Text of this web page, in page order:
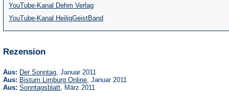
YouTube-Kanal Dehm Verlag(Öffnet
in
einem
YouTube-Kanal HeiligGeistBand(Öffnet
in
Rezension
Aus: Der Sonntag(Öffnet
in
einem
neuen
, Januar 2011
Aus: Bistum Limburg Online(Öffnet
in
, Januar 2011
Aus: Sonntagsblatt(Öffnet
, März 2011